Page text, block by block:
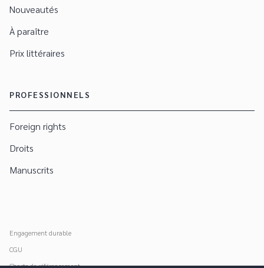
Nouveautés
À paraître
Prix littéraires
PROFESSIONNELS
Foreign rights
Droits
Manuscrits
Engagement durable
CGU
Charte de référencement